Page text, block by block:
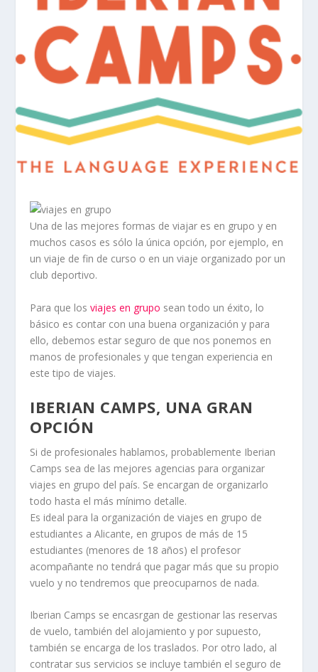
Una de las mejores formas de viajar es en grupo y en
muchos casos es sólo la única opción, por ejemplo, en
un viaje de fin de curso o en un viaje organizado por un
club deportivo.
Para que losviajes en grupo sean todo un éxito, lo
básico es contar con una buena organización y para
ello, debemos estar seguro de que nos ponemos en
manos de profesionales y que tengan experiencia en
este tipo de viajes.
IBERIAN CAMPS, UNA GRAN
OPCIÓN
Si de profesionales hablamos, probablemente Iberian
Camps sea de las mejores agencias para organizar
viajes en grupo del país. Se encargan de organizarlo
todo hasta el más mínimo detalle.
Es ideal para la organización de viajes en grupo de
estudiantes a Alicante, en grupos de más de 15
estudiantes (menores de 18 años) el profesor
acompañante no tendrá que pagar más que su propio
vuelo y no tendremos que preocuparnos de nada.
Iberian Camps se encasrgan de gestionar las reservas
de vuelo, también del alojamiento y por supuesto,
también se encarga de los traslados. Por otro lado, al
contratar sus servicios se incluye también el seguro de